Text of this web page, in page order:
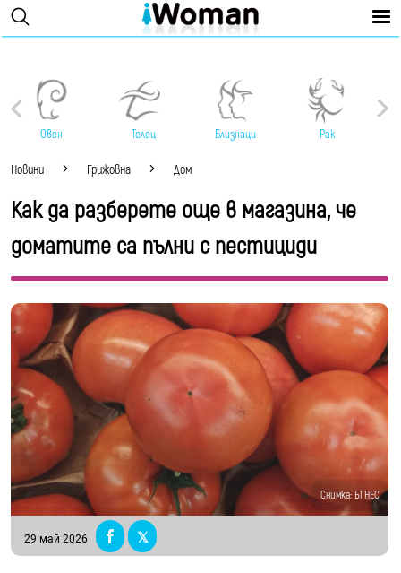
Овен Телец Близнаци Рак
Новини Грижовна Дом
Как да разберете още в магазина, че
доматите са пълни с пестициди
Снимка: БГНЕС
29 май 2026